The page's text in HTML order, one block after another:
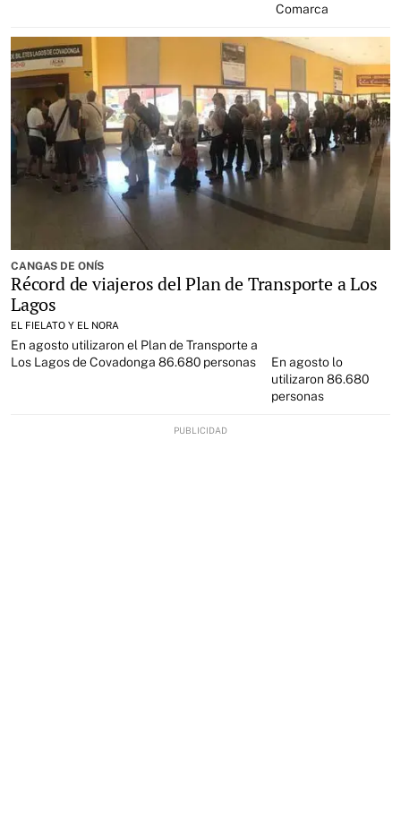
Comarca
CANGAS DE ONÍS
Récord de viajeros del Plan de Transporte a Los
Lagos
EL FIELATO Y EL NORA
En agosto utilizaron el Plan de Transporte a
Los Lagos de Covadonga 86.680 personas
En agosto lo
utilizaron 86.680
personas